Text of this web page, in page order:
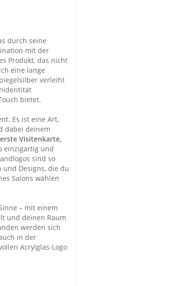
durch seine
mit der
Produkt, das nicht
eine lange
verleiht
bietet.
Es ist eine Art,
dabei deinem
Visitenkarte,
einzigartig und
sind so
Designs, die du
Salons wählen
– mit einem
und deinen Raum
werden sich
in der
Acrylglas-Logo